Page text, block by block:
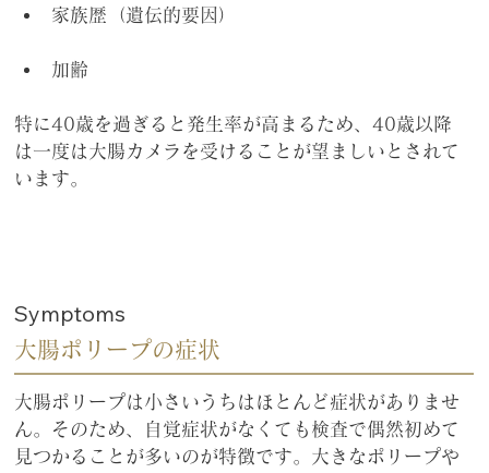
Symptoms
大腸ポリープの症状
大腸ポリープは小さいうちはほとんど症状がありませ
ん。そのため、自覚症状がなくても検査で偶然初めて
見つかることが多いのが特徴です。大きなポリープや
家族歴（遺伝的要因）
加齢
特に40歳を過ぎると発生率が高まるため、40歳以降
は一度は大腸カメラを受けることが望ましいとされて
います。